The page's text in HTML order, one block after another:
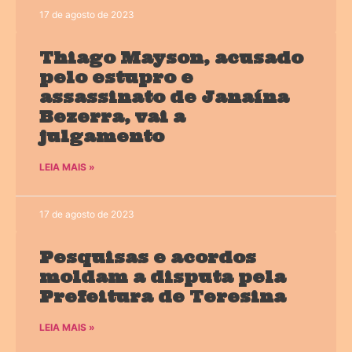
17 de agosto de 2023
Thiago Mayson, acusado
pelo estupro e
assassinato de Janaína
Bezerra, vai a
julgamento
LEIA MAIS »
17 de agosto de 2023
Pesquisas e acordos
moldam a disputa pela
Prefeitura de Teresina
LEIA MAIS »